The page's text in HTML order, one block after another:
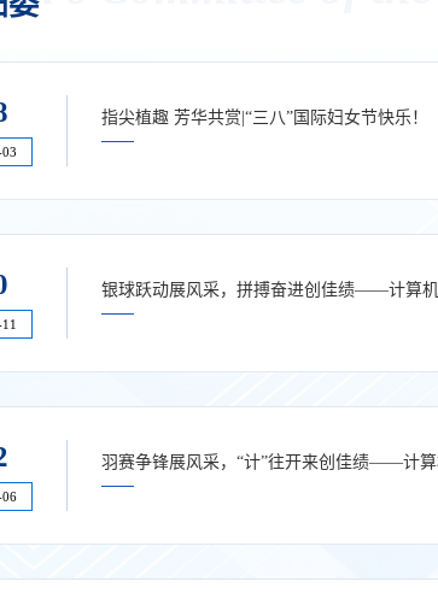
指尖植趣 芳华共赏|“三八”国际妇女节快乐！
银球跃动展风采，拼搏奋进创佳绩——计算机
羽赛争锋展风采，“计”往开来创佳绩——计